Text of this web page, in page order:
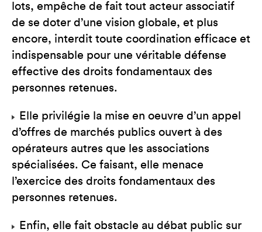
lots, empêche de fait tout acteur associatif
de se doter d’une vision globale, et plus
encore, interdit toute coordination efficace et
indispensable pour une véritable défense
effective des droits fondamentaux des
personnes retenues.
Elle privilégie la mise en oeuvre d’un appel
d’offres de marchés publics ouvert à des
opérateurs autres que les associations
spécialisées. Ce faisant, elle menace
l’exercice des droits fondamentaux des
personnes retenues.
Enfin, elle fait obstacle au débat public sur